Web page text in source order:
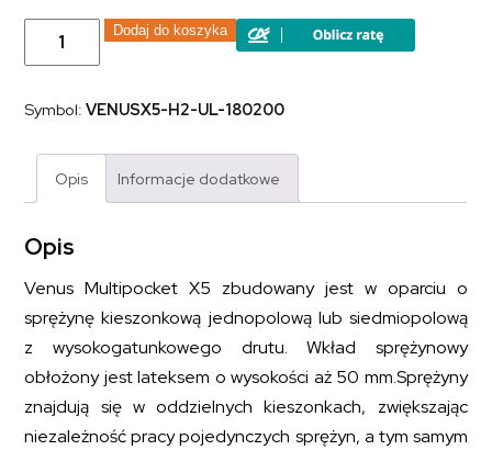
ilość
Materac
kieszeniowy
lateksu
MULTI
180x200
Dodaj do koszyka
Symbol:VENUSX5-H2-UL-180200
Opis Informacje dodatkowe
Opis
Venus Multipocket X5 zbudowany jest w oparciu o
sprężynę kieszonkową jednopolową lub siedmiopolową
z wysokogatunkowego drutu. Wkład sprężynowy
obłożony jest lateksem o wysokości aż 50 mm.Sprężyny
znajdują się w oddzielnych kieszonkach, zwiększając
niezależność pracy pojedynczych sprężyn, a tym samym